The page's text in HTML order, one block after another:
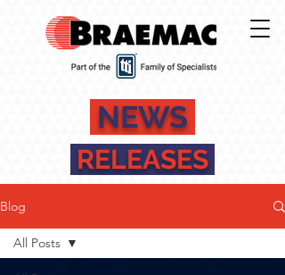
NEWS
RELEASES
Blog
All Posts